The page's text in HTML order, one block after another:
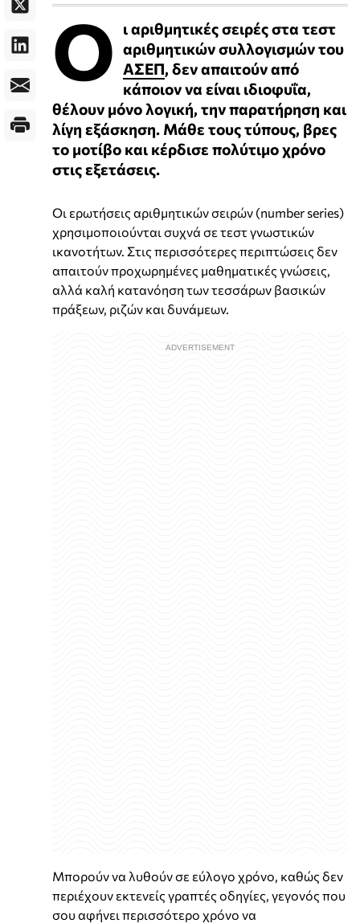
Ο ι αριθμητικές σειρές στα τεστ
αριθμητικών συλλογισμών του
ΑΣΕΠ, δεν απαιτούν από
κάποιον να είναι ιδιοφυΐα,
θέλουν μόνο λογική, την παρατήρηση και
λίγη εξάσκηση. Μάθε τους τύπους, βρες
το μοτίβο και κέρδισε πολύτιμο χρόνο
στις εξετάσεις.
Οι ερωτήσεις αριθμητικών σειρών (number series)
χρησιμοποιούνται συχνά σε τεστ γνωστικών
ικανοτήτων. Στις περισσότερες περιπτώσεις δεν
απαιτούν προχωρημένες μαθηματικές γνώσεις,
αλλά καλή κατανόηση των τεσσάρων βασικών
πράξεων, ριζών και δυνάμεων.
Μπορούν να λυθούν σε εύλογο χρόνο, καθώς δεν
περιέχουν εκτενείς γραπτές οδηγίες, γεγονός που
σου αφήνει περισσότερο χρόνο να